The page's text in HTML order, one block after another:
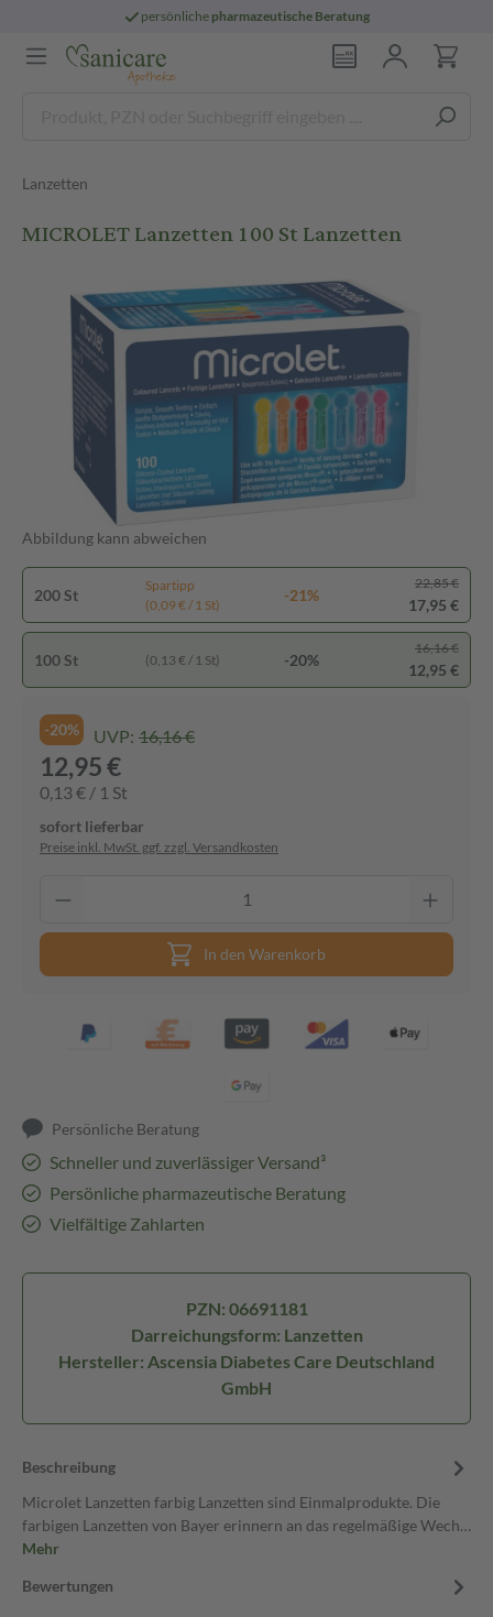
persönliche pharmazeutische Beratung
Lanzetten
MICROLET Lanzetten 100 St Lanzetten
Abbildung kann abweichen
200 St
Spartipp
(0,09 € / 1 St)
-21%
22,85 €
17,95 €
100 St (0,13 € / 1 St) -20%
16,16 €
12,95 €
-20% UVP: 16,16 €
12,95 €
0,13 € / 1 St
sofort lieferbar
Preise inkl. MwSt. ggf. zzgl. Versandkosten
In den Warenkorb
Persönliche Beratung
Schneller und zuverlässiger Versand³
Persönliche pharmazeutische Beratung
Vielfältige Zahlarten
PZN: 06691181
Darreichungsform: Lanzetten
Hersteller: Ascensia Diabetes Care Deutschland
GmbH
Beschreibung
Microlet Lanzetten farbig Lanzetten sind Einmalprodukte. Die
farbigen Lanzetten von Bayer erinnern an das regelmäßige Wech…
Mehr
Bewertungen